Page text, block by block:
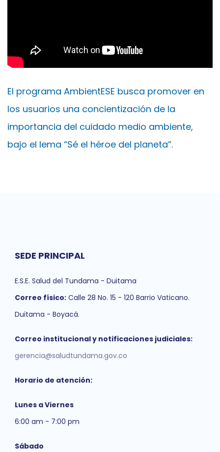
El programa AmbientESE busca promover en
los usuarios una concientización de la
importancia del cuidado medio ambiente,
bajo el lema “Sé el héroe del planeta”.
SEDE PRINCIPAL
E.S.E. Salud del Tundama - Duitama
Correo físico: Calle 28 No. 15 - 120 Barrio Vaticano.
Duitama - Boyacá.
Correo institucional y notificaciones judiciales:
gerencia@saludtundama.gov.co
Horario de atención:
Lunes a Viernes
6:00 am - 7:00 pm
Sábado